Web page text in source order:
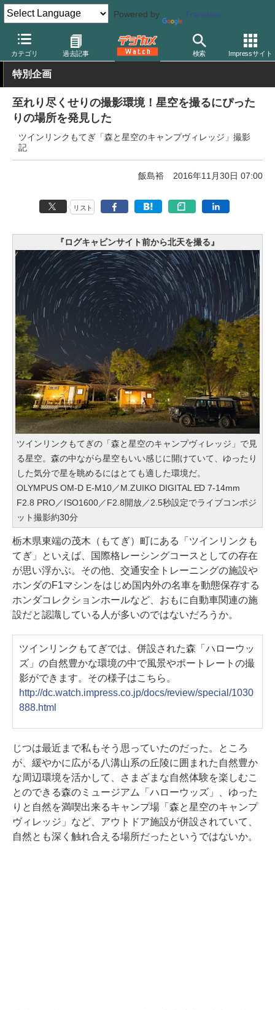
Powered by Translate
カテゴリ 過去記事 検索 Impressサイト
デジカメ Watch カメラ ミラーレスカメラ オリンパス
特別企画
至れり尽くせりの撮影環境！星空を撮るにぴった
りの場所を発見した
ツインリンクもてぎ「森と星空のキャンプヴィレッジ」撮影
記
飯島裕 2016年11月30日 07:00
リスト
『ログキャビンサイト前から北天を撮る』
ツインリンクもてぎの「森と星空のキャンプヴィレッジ」で見
る星空。森の中ながら星空もいい感じに開けていて、ゆったり
した気分で星を眺めるにはとても適した環境だ。
OLYMPUS OM-D E-M10／M.ZUIKO DIGITAL ED 7-14mm
F2.8 PRO／ISO1600／F2.8開放／2.5秒設定でライブコンポジ
ット撮影約30分
栃木県東端の茂木（もてぎ）町にある「ツインリンクも
てぎ」といえば、国際格レーシングコースとしての存在
が思い浮かぶ。その他、交通安全トレーニングの施設や
ホンダのF1マシンをはじめ国内外の名車を動態保存する
ホンダコレクションホールなど、おもに自動車関連の施
設だと認識している人が多いのではないだろうか。
ツインリンクもてぎでは、併設された森「ハローウッ
ズ」の自然豊かな環境の中で風景やポートレートの撮
影ができます。その様子はこちら。
http://dc.watch.impress.co.jp/docs/review/special/1030
888.html
じつは最近まで私もそう思っていたのだった。ところ
が、緩やかに広がる八溝山系の丘陵に囲まれた自然豊か
な周辺環境を活かして、さまざまな自然体験を楽しむこ
とのできる森のミュージアム「ハローウッズ」、ゆった
りと自然を満喫出来るキャンプ場「森と星空のキャンプ
ヴィレッジ」など、アウトドア施設が併設されていて、
自然とも深く触れ合える場所だったというではないか。